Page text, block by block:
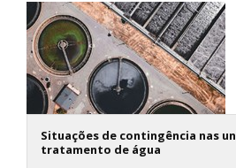
Situações de contingência nas
tratamento de água